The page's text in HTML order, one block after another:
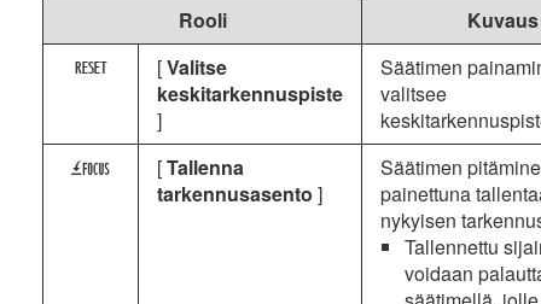
Rooli
Kuvaus
K [Valitse
keskitarkennuspiste
]
Säätimen
valitsee
4 [Tallenna
tarkennusasento ]
Säätimen
painettuna
nykyisen
Tallennettu
voidaan